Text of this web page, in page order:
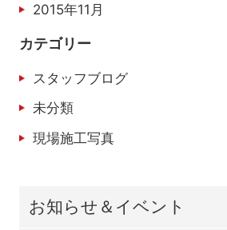
2015年11月
カテゴリー
スタッフブログ
未分類
現場施工写真
お知らせ＆イベント